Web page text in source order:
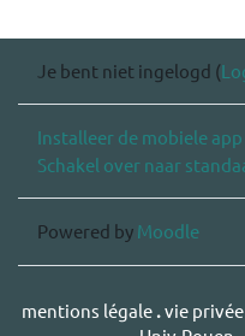
Je bent niet ingelogd (
Installeer de mobiele app
Schakel over naar
Powered by Moodle
mentions légale .vie privée